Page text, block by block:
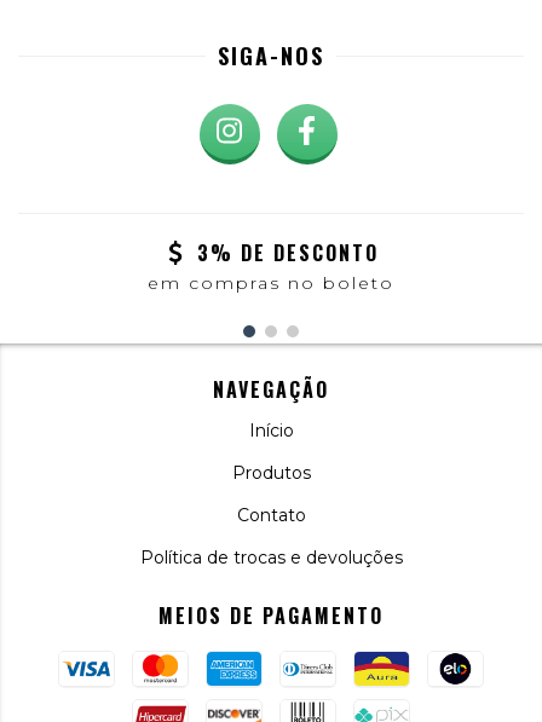
SIGA-NOS
3% DE DESCONTO
em compras no boleto
NAVEGAÇÃO
Início
Produtos
Contato
Política de trocas e devoluções
MEIOS DE PAGAMENTO